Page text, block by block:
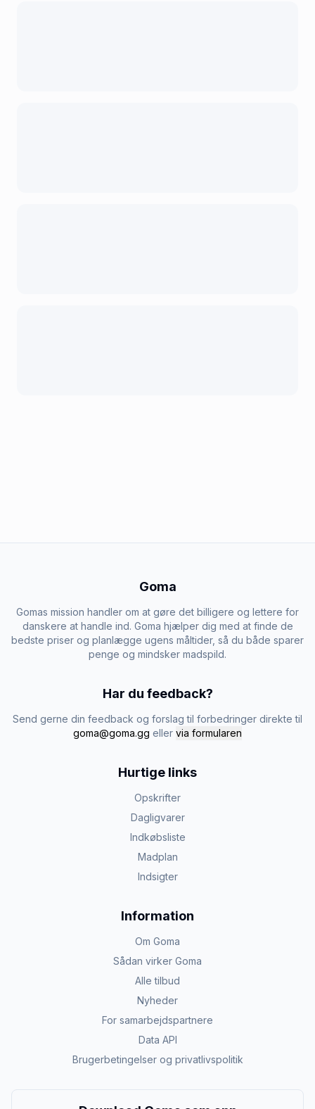
Goma
Gomas mission handler om at gøre det billigere og lettere for
danskere at handle ind. Goma hjælper dig med at finde de
bedste priser og planlægge ugens måltider, så du både sparer
penge og mindsker madspild.
Har du feedback?
Send gerne din feedback og forslag til forbedringer direkte til
goma@goma.gg eller via formularen
Hurtige links
Opskrifter
Dagligvarer
Indkøbsliste
Madplan
Indsigter
Information
Om Goma
Sådan virker Goma
Alle tilbud
Nyheder
For samarbejdspartnere
Data API
Brugerbetingelser og privatlivspolitik